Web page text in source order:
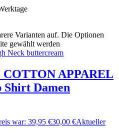
Varianten auf. Die Optionen
gewählt werden
APPAREL
Shirt Damen
war: 39,95 €30,00 €Aktueller